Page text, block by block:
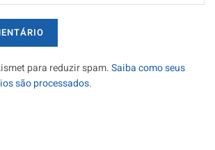
para reduzir spam.Saiba como seus
são processados.